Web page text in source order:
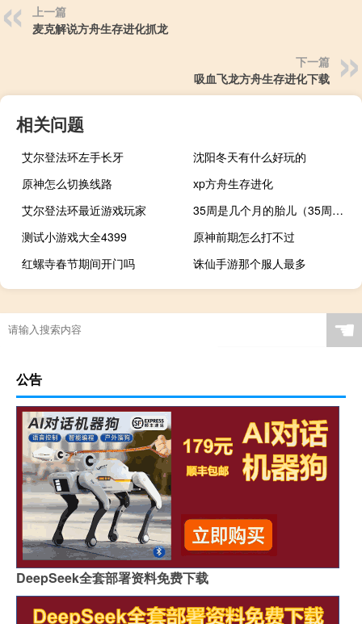
上一篇
麦克解说方舟生存进化抓龙
下一篇
吸血飞龙方舟生存进化下载
相关问题
艾尔登法环左手长牙
沈阳冬天有什么好玩的
原神怎么切换线路
xp方舟生存进化
艾尔登法环最近游戏玩家
35周是几个月的胎儿（35周是几个月）
测试小游戏大全4399
原神前期怎么打不过
红螺寺春节期间开门吗
诛仙手游那个服人最多
☚
公告
DeepSeek全套部署资料免费下载